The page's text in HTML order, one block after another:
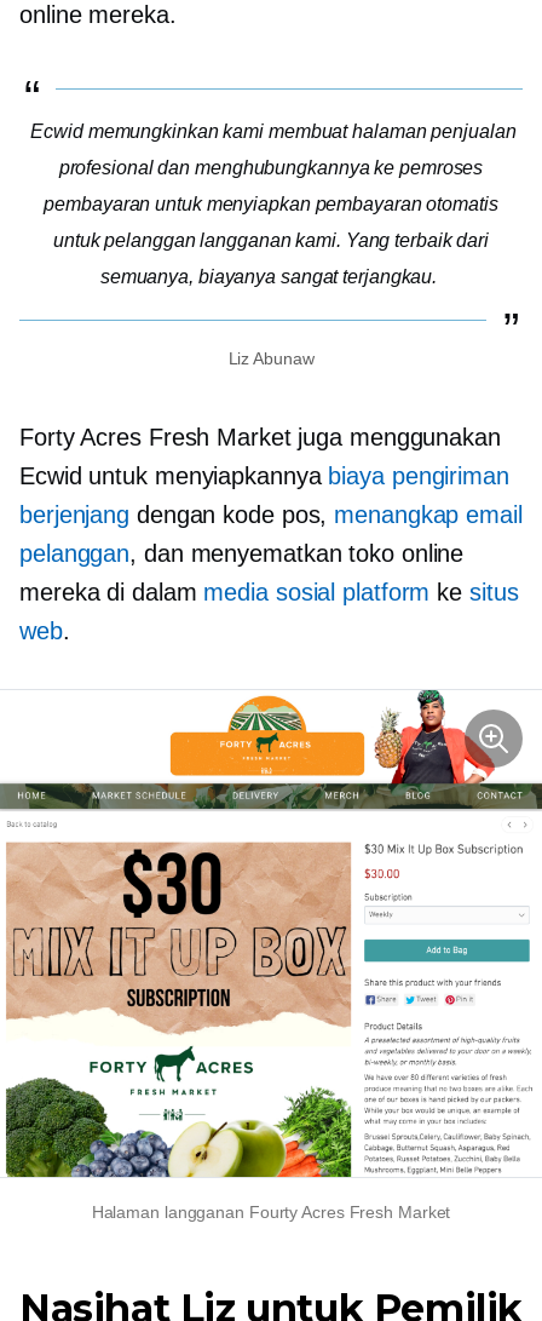
online mereka.
Ecwid memungkinkan kami membuat halaman penjualan
profesional dan menghubungkannya ke pemroses
pembayaran untuk menyiapkan pembayaran otomatis
untuk pelanggan langganan kami. Yang terbaik dari
semuanya, biayanya sangat terjangkau.
Liz Abunaw
Forty Acres Fresh Market juga menggunakan
Ecwid untuk menyiapkannya biaya pengiriman
berjenjang dengan kode pos, menangkap email
pelanggan, dan menyematkan toko online
mereka di dalam media sosial platform ke situs
web.
Halaman langganan Fourty Acres Fresh Market
Nasihat Liz untuk Pemilik